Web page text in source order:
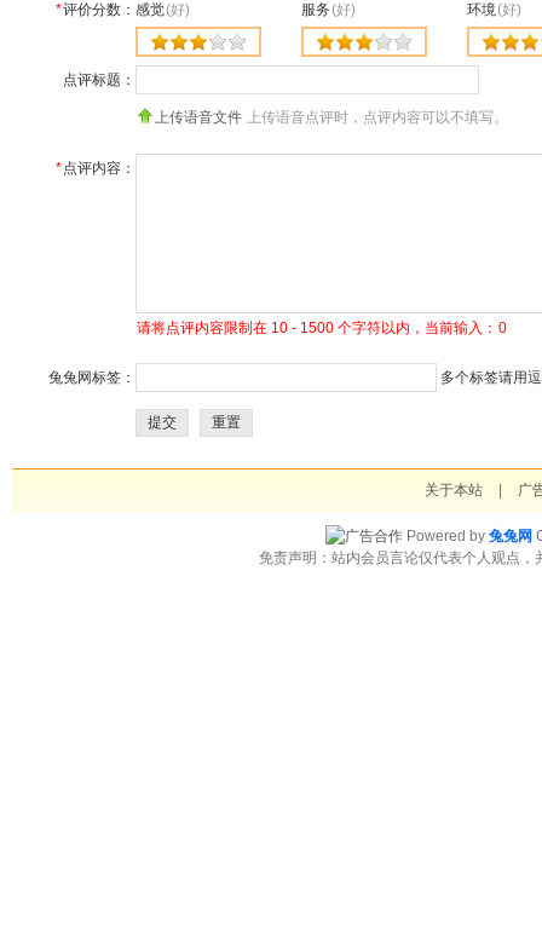
*评价分数： 感觉(好) 服务(好) 环境(好)
点评标题：
上传语音文件 上传语音点评时，点评内容可以不填写。
*点评内容：
请将点评内容限制在 10 - 1500 个字符以内，当前输入： 0
兔兔网标签： 多个标签请用
提交 重置
关于本站 广
Powered by 兔兔网
免责声明：站内会员言论仅代表个人观点